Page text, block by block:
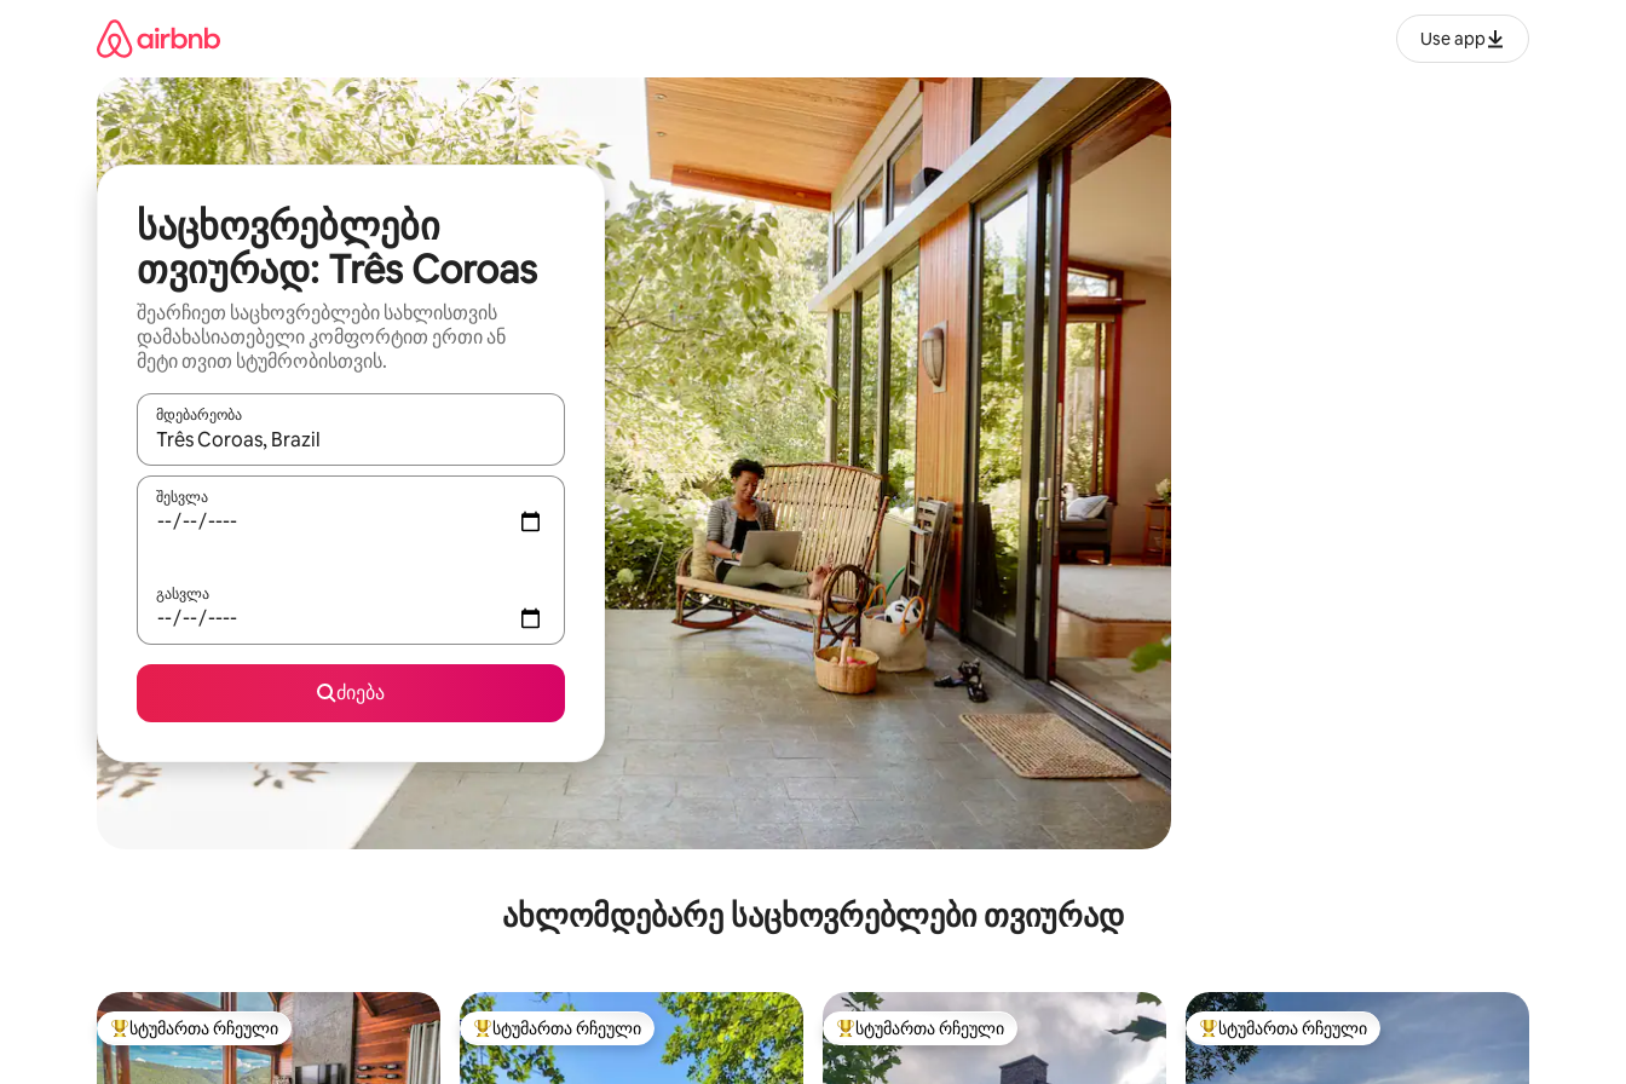
Use app
საცხოვრებლები
თვიურად: Três Coroas
შეარჩიეთ საცხოვრებლები სახლისთვის
დამახასიათებელი კომფორტით ერთი ან
მეტი თვით სტუმრობისთვის.
მდებარეობა
როცა შედეგები ხელმისაწვდომი გახდება, ნავიგაციისთვის გამოიყენეთ კლავიშები ზემოთ/ქვემოთ მიმართული ისრებით ან შეხებისა თუ თითის გასმის ჟესტები.
შესვლა
გასვლა
ძიება
ახლომდებარე საცხოვრებლები თვიურად
სტუმართა რჩეული მოწინავე ვარიანტი
სტუმართა რჩეული სტუმართა რჩეული მოწინავე ვარიანტი
სტუმართა რჩეული სტუმართა რჩეული მოწინავე ვარიანტი
სტუმართა რჩეული სტუმართა რჩეული მოწინავე ვარიანტი
სტუმართა რჩეული